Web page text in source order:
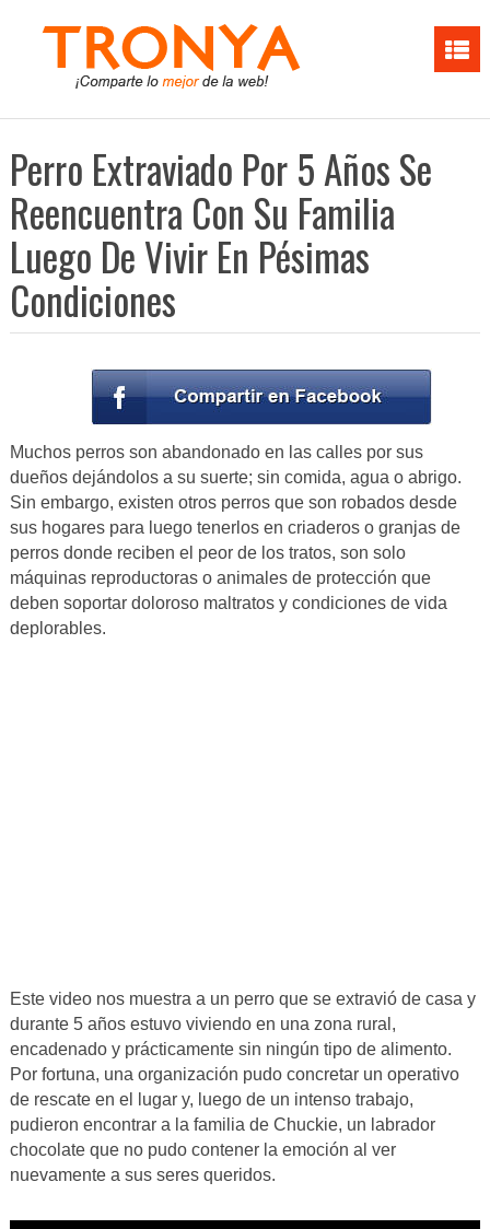
Perro Extraviado Por 5 Años Se
Reencuentra Con Su Familia
Luego De Vivir En Pésimas
Condiciones
Muchos perros son abandonado en las calles por sus
dueños dejándolos a su suerte; sin comida, agua o abrigo.
Sin embargo, existen otros perros que son robados desde
sus hogares para luego tenerlos en criaderos o granjas de
perros donde reciben el peor de los tratos, son solo
máquinas reproductoras o animales de protección que
deben soportar doloroso maltratos y condiciones de vida
deplorables.
Este video nos muestra a un perro que se extravió de casa y
durante 5 años estuvo viviendo en una zona rural,
encadenado y prácticamente sin ningún tipo de alimento.
Por fortuna, una organización pudo concretar un operativo
de rescate en el lugar y, luego de un intenso trabajo,
pudieron encontrar a la familia de Chuckie, un labrador
chocolate que no pudo contener la emoción al ver
nuevamente a sus seres queridos.